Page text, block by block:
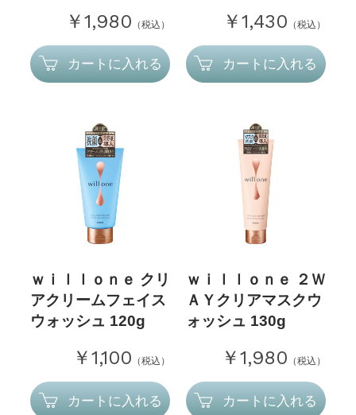
￥1,980 （税込）
カートに入れる
￥1,430 （税込）
カートに入れる
ｗｉｌｌｏｎｅ クリ
アクリームフェイス
ウォッシュ 120g
￥1,100 （税込）
カートに入れる
ｗｉｌｌｏｎｅ ２Ｗ
ＡＹクリアマスクウ
ォッシュ 130g
￥1,980 （税込）
カートに入れる